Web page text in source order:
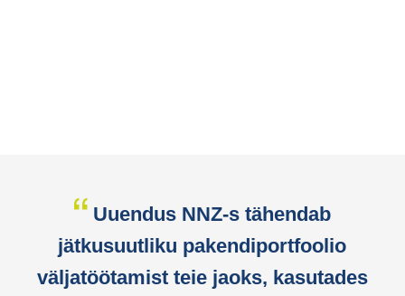
Uuendus NNZ-s tähendab
jätkusuutliku pakendiportfoolio
väljatöötamist teie jaoks, kasutades